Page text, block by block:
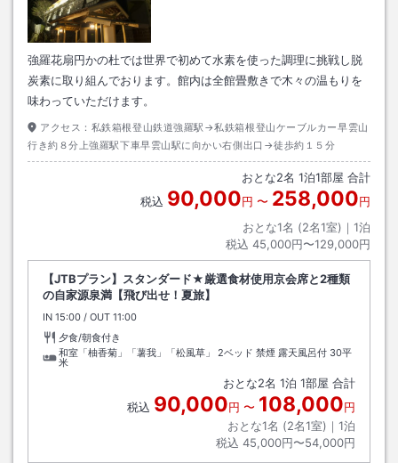
強羅花扇円かの杜では世界で初めて水素を使った調理に挑戦し脱
炭素に取り組んでおります。館内は全館畳敷きで木々の温もりを
味わっていただけます。
アクセス： 私鉄箱根登山鉄道強羅駅→私鉄箱根登山ケーブルカー早雲山
行き約８分上強羅駅下車早雲山駅に向かい右側出口→徒歩約１５分
おとな2名 1泊1部屋 合計
税込 90,000円 〜 258,000円
おとな1名 (2名1室)｜ 1泊
税込 45,000円〜129,000円
【JTBプラン】スタンダード★厳選食材使用京会席と2種類
の自家源泉満【飛び出せ！夏旅】
IN チェックイン
15:00 / OUT チェックアウト
11:00
夕食/朝食付き
和室「柚香菊」「薯我」「松風草」 2ベッド 禁煙 露天風呂付 30平
米
おとな2名 1泊 1部屋 合計
税込 90,000円 〜 108,000円
おとな1名 (2名1室)｜ 1泊
税込 45,000円〜54,000円